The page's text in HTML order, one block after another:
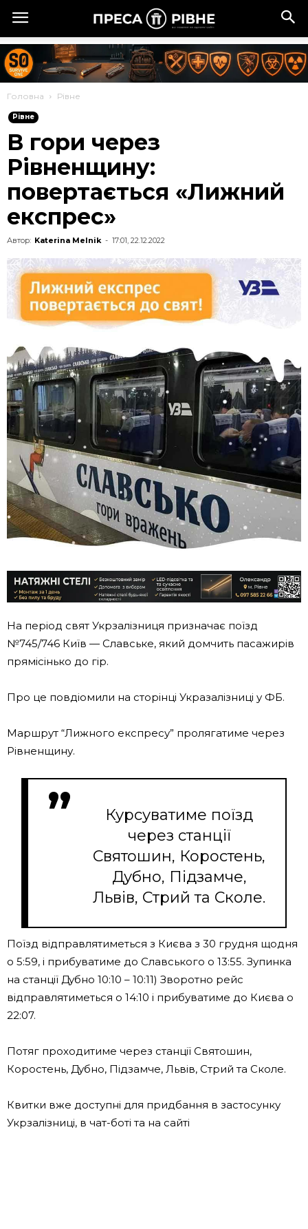
Головна Рівне
Рівне
В гори через
Рівненщину:
повертається «Лижний
експрес»
Автор: Katerina Melnik - 17:01, 22.12.2022
На період свят Укрзалізниця призначає поїзд
№745/746 Київ — Славське, який домчить пасажирів
прямісінько до гір.
Про це повдіомили на сторінці Укразалізниці у ФБ.
Маршрут “Лижного експресу” пролягатиме через
Рівненщину.
Курсуватиме поїзд
через станції
Святошин, Коростень,
Дубно, Підзамче,
Львів, Стрий та Сколе.
Поїзд відправлятиметься з Києва з 30 грудня щодня
о 5:59, і прибуватиме до Славського о 13:55. Зупинка
на станції Дубно 10:10 – 10:11) Зворотно рейс
відправлятиметься о 14:10 і прибуватиме до Києва о
22:07.
Потяг проходитиме через станції Святошин,
Коростень, Дубно, Підзамче, Львів, Стрий та Сколе.
Квитки вже доступні для придбання в застосунку
Укрзалізниці, в чат-боті та на сайті